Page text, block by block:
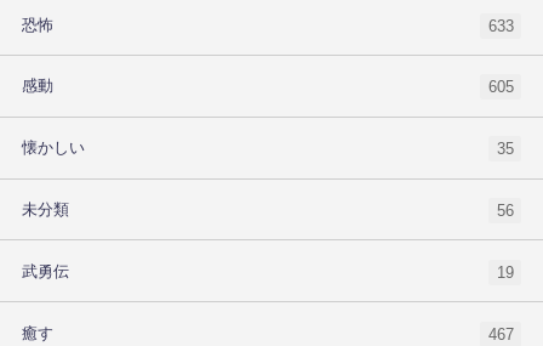
恐怖 633
感動 605
懐かしい 35
未分類 56
武勇伝 19
癒す 467